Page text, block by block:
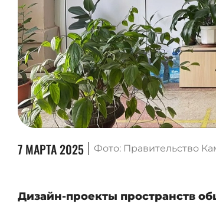
7 МАРТА 2025 Фото: Правительство
Дизайн-проекты пространств